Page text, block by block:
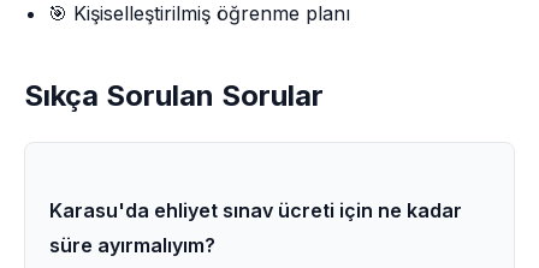
🎯 Kişiselleştirilmiş öğrenme planı
Sıkça Sorulan Sorular
Karasu'da ehliyet sınav ücreti için ne kadar
süre ayırmalıyım?